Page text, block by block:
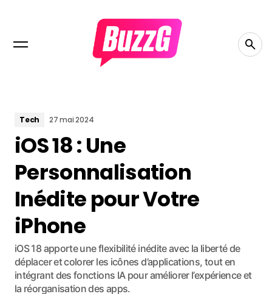
Tech 27 mai 2024
iOS 18 : Une
Personnalisation
Inédite pour Votre
iPhone
iOS 18 apporte une flexibilité inédite avec la liberté de
déplacer et colorer les icônes d’applications, tout en
intégrant des fonctions IA pour améliorer l’expérience et
la réorganisation des apps.